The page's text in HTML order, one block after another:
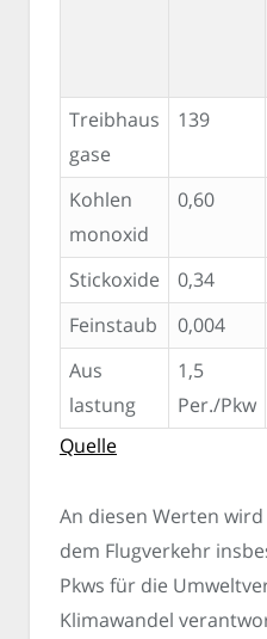
Treibhaus
gase
139
Kohlen
monoxid
0,60
Stickoxide 0,34
Feinstaub
0,004
Aus
lastung
1,5
Per./Pkw
Quelle
An diesen Werten
dem Flugverkehr
Pkws für die
Klimawandel